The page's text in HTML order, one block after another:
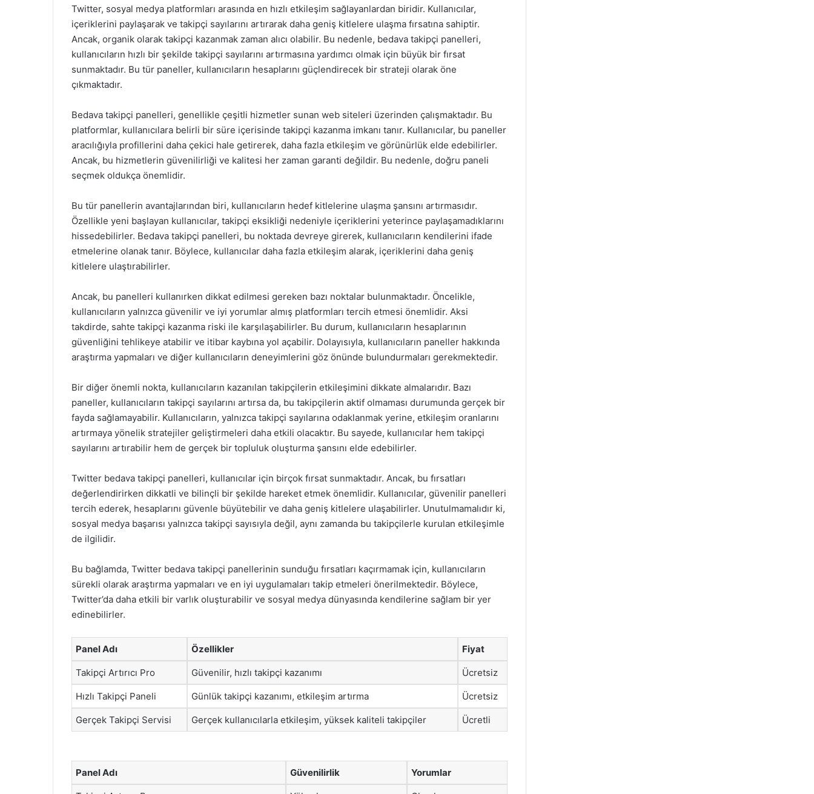
Twitter, sosyal medya platformları arasında en hızlı etkileşim sağlayanlardan biridir. Kullanıcılar,
içeriklerini paylaşarak ve takipçi sayılarını artırarak daha geniş kitlelere ulaşma fırsatına sahiptir.
Ancak, organik olarak takipçi kazanmak zaman alıcı olabilir. Bu nedenle, bedava takipçi panelleri,
kullanıcıların hızlı bir şekilde takipçi sayılarını artırmasına yardımcı olmak için büyük bir fırsat
sunmaktadır. Bu tür paneller, kullanıcıların hesaplarını güçlendirecek bir strateji olarak öne
çıkmaktadır.
Bedava takipçi panelleri, genellikle çeşitli hizmetler sunan web siteleri üzerinden çalışmaktadır. Bu
platformlar, kullanıcılara belirli bir süre içerisinde takipçi kazanma imkanı tanır. Kullanıcılar, bu paneller
aracılığıyla profillerini daha çekici hale getirerek, daha fazla etkileşim ve görünürlük elde edebilirler.
Ancak, bu hizmetlerin güvenilirliği ve kalitesi her zaman garanti değildir. Bu nedenle, doğru paneli
seçmek oldukça önemlidir.
Bu tür panellerin avantajlarından biri, kullanıcıların hedef kitlelerine ulaşma şansını artırmasıdır.
Özellikle yeni başlayan kullanıcılar, takipçi eksikliği nedeniyle içeriklerini yeterince paylaşamadıklarını
hissedebilirler. Bedava takipçi panelleri, bu noktada devreye girerek, kullanıcıların kendilerini ifade
etmelerine olanak tanır. Böylece, kullanıcılar daha fazla etkileşim alarak, içeriklerini daha geniş
kitlelere ulaştırabilirler.
Ancak, bu panelleri kullanırken dikkat edilmesi gereken bazı noktalar bulunmaktadır. Öncelikle,
kullanıcıların yalnızca güvenilir ve iyi yorumlar almış platformları tercih etmesi önemlidir. Aksi
takdirde, sahte takipçi kazanma riski ile karşılaşabilirler. Bu durum, kullanıcıların hesaplarının
güvenliğini tehlikeye atabilir ve itibar kaybına yol açabilir. Dolayısıyla, kullanıcıların paneller hakkında
araştırma yapmaları ve diğer kullanıcıların deneyimlerini göz önünde bulundurmaları gerekmektedir.
Bir diğer önemli nokta, kullanıcıların kazanılan takipçilerin etkileşimini dikkate almalarıdır. Bazı
paneller, kullanıcıların takipçi sayılarını artırsa da, bu takipçilerin aktif olmaması durumunda gerçek bir
fayda sağlamayabilir. Kullanıcıların, yalnızca takipçi sayılarına odaklanmak yerine, etkileşim oranlarını
artırmaya yönelik stratejiler geliştirmeleri daha etkili olacaktır. Bu sayede, kullanıcılar hem takipçi
sayılarını artırabilir hem de gerçek bir topluluk oluşturma şansını elde edebilirler.
Twitter bedava takipçi panelleri, kullanıcılar için birçok fırsat sunmaktadır. Ancak, bu fırsatları
değerlendirirken dikkatli ve bilinçli bir şekilde hareket etmek önemlidir. Kullanıcılar, güvenilir panelleri
tercih ederek, hesaplarını güvenle büyütebilir ve daha geniş kitlelere ulaşabilirler. Unutulmamalıdır ki,
sosyal medya başarısı yalnızca takipçi sayısıyla değil, aynı zamanda bu takipçilerle kurulan etkileşimle
de ilgilidir.
Bu bağlamda, Twitter bedava takipçi panellerinin sunduğu fırsatları kaçırmamak için, kullanıcıların
sürekli olarak araştırma yapmaları ve en iyi uygulamaları takip etmeleri önerilmektedir. Böylece,
Twitter’da daha etkili bir varlık oluşturabilir ve sosyal medya dünyasında kendilerine sağlam bir yer
edinebilirler.
Panel Adı Özellikler Fiyat
Takipçi Artırıcı Pro Güvenilir, hızlı takipçi kazanımı Ücretsiz
Hızlı Takipçi Paneli Günlük takipçi kazanımı, etkileşim artırma Ücretsiz
Gerçek Takipçi Servisi Gerçek kullanıcılarla etkileşim, yüksek kaliteli takipçiler Ücretli
Panel Adı Güvenilirlik Yorumlar